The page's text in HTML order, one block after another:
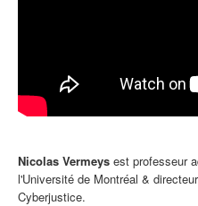
Nicolas Vermeys est professeur
l'Université de Montréal &
Cyberjustice.